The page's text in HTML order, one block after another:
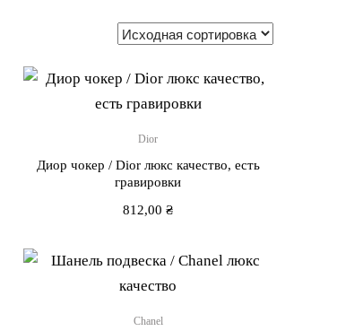
Dior
Диор чокер / Dior люкс качество, есть
гравировки
812,00₴
Chanel